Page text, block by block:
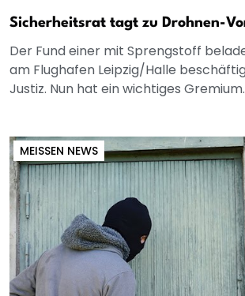
Sicherheitsrat tagt zu Drohnen-
Der Fund einer mit Sprengstoff
am Flughafen Leipzig/Halle
Justiz. Nun hat ein wichtiges
MEISSEN NEWS